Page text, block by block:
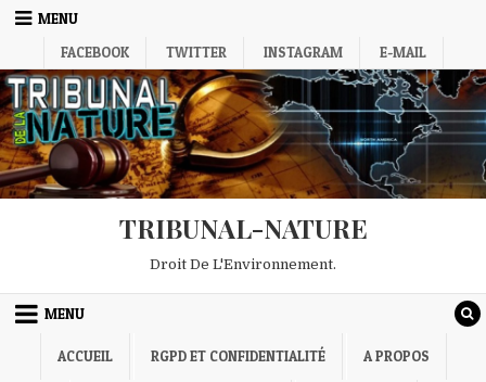
Skip
MENU
FACEBOOK
TWITTER INSTAGRAM E-MAIL
TRIBUNAL-NATURE
Droit De L'Environnement.
MENU
ACCUEIL RGPD ET CONFIDENTIALITÉ A PROPOS